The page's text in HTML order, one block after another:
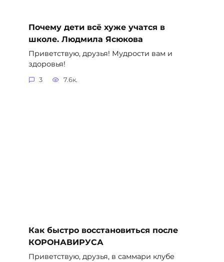
Почему дети всё хуже учатся в
школе. Людмила Ясюкова
Приветствую, друзья! Мудрости вам и
здоровья!
3 7.6к.
Как быстро восстановиться после
КОРОНАВИРУСА
Приветствую, друзья, в саммари клубе